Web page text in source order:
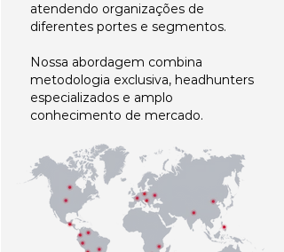
atendendo organizações de
diferentes portes e segmentos.
Nossa abordagem combina
metodologia exclusiva, headhunters
especializados e amplo
conhecimento de mercado.